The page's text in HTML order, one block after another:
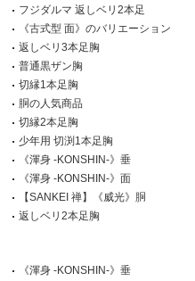
フジダルマ 返しベリ2本足
《古式型 面》のバリエーション
返しベリ3本足胸
普通黒ザン胸
切縁1本足胸
胴の人気商品
切縁2本足胸
少年用 切渕1本足胸
《渾身 -KONSHIN-》垂
《渾身 -KONSHIN-》面
【SANKEI 禅】《威光》胴
返しベリ2本足胸
《渾身 -KONSHIN-》垂